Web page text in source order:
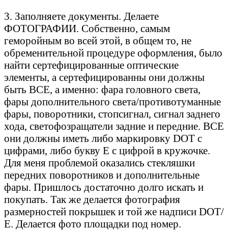
3. Заполняете документы. Делаете
ФОТОГРАФИИ. Собственно, самым
геморойным во всей этой, в общем то, не
обременительной процедуре оформления, было
найти сертефицированные оптические
элементы, а сертефицированны они должны
быть ВСЕ, а именно: фара головного света,
фары дополнительного света/противотуманные
фары, поворотники, стопсигнал, сигнал заднего
хода, светофозращатели задние и передние. ВСЕ
они должны иметь либо маркировку DOT с
цифрами, либо букву Е с цифрой в кружочке.
Для меня проблемой оказались стекляшки
передних поворотников и дополнительные
фары. Пришлось достаточно долго искать и
покупать. Так же делается фотография
размерностей покрышек и той же надписи DOT/
Е. Делается фото площадки под номер.